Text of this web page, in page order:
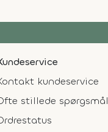
kundeservice
stillede spørgsmål